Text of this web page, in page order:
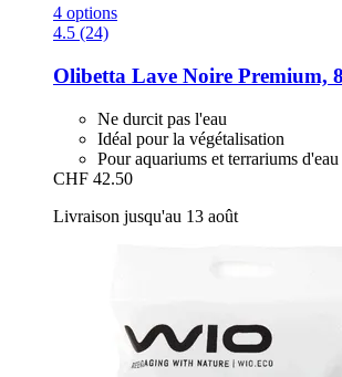
4 options
4.5 (24)
Olibetta Lave Noire Premium,
Ne durcit pas l'eau
Idéal pour la végétalisation
Pour aquariums et terrariums
CHF 42.50
Livraison jusqu'au 13 août